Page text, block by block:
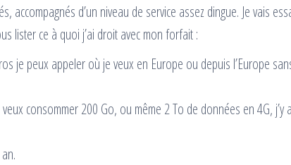
accompagnés d’un niveau de service assez dingue. Je vais
lister ce à quoi j’ai droit avec mon forfait :
je peux appeler où je veux en Europe ou depuis l’Europe
consommer 200 Go, ou même 2 To de données en 4G, j’y